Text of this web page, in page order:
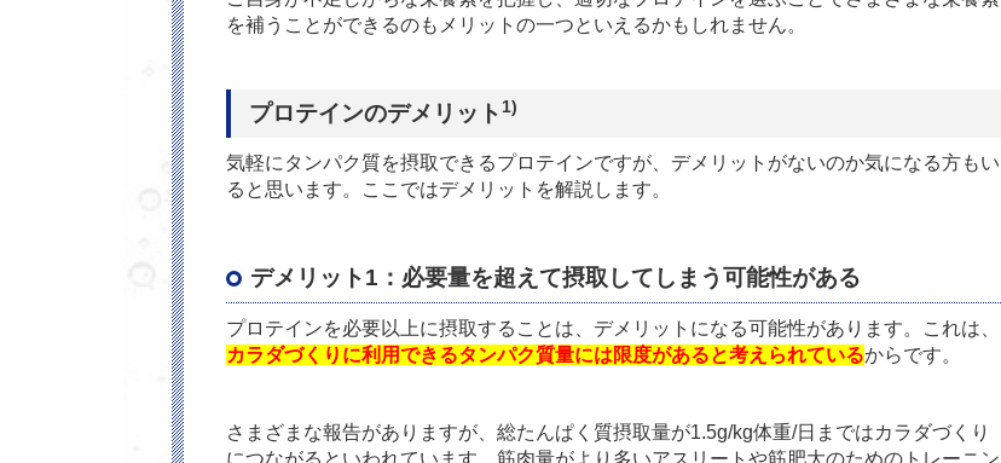
を補うことができるのもメリットの一つといえるかもしれません。
プロテインのデメリット 1)
気軽にタンパク質を摂取できるプロテインですが、デメリットがないのか気になる方もい
ると思います。ここではデメリットを解説します。
デメリット1：必要量を超えて摂取してしまう可能性がある
プロテインを必要以上に摂取することは、デメリットになる可能性があります。これは、
カラダづくりに利用できるタンパク質量には限度があると考えられているからです。
さまざまな報告がありますが、総たんぱく質摂取量が1.5g/kg体重/日まではカラダづくり
につながるといわれています。筋肉量がより多いアスリートや筋肥大のためのトレーニン